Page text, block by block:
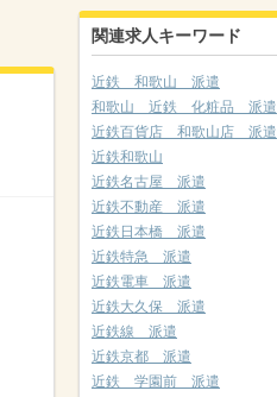
関連求人キーワード
近鉄 和歌山 派遣
和歌山 近鉄 化粧品 派遣
近鉄百貨店 和歌山店 派遣
近鉄和歌山
近鉄名古屋 派遣
近鉄不動産 派遣
近鉄日本橋 派遣
近鉄特急 派遣
近鉄電車 派遣
近鉄大久保 派遣
近鉄線 派遣
近鉄京都 派遣
近鉄 学園前 派遣